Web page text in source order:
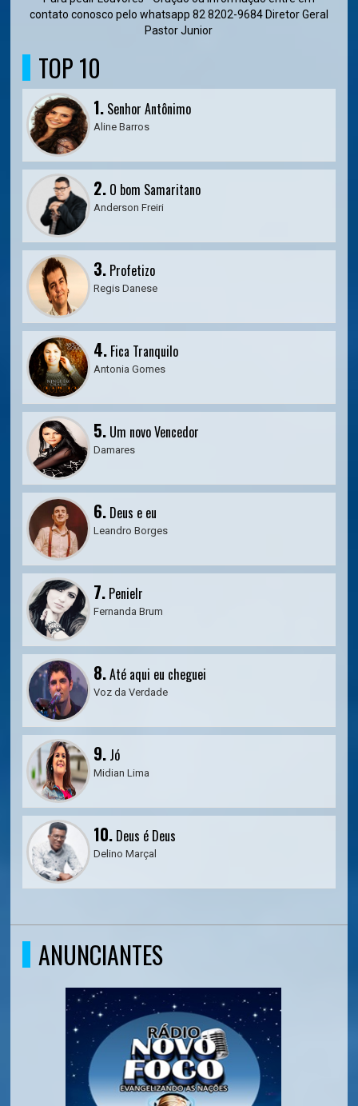
contato conosco pelo whatsapp 82 8202-9684 Diretor Geral
Pastor Junior
TOP 10
1. Senhor Antônimo
Aline Barros
2. O bom Samaritano
Anderson Freiri
3. Profetizo
Regis Danese
4. Fica Tranquilo
Antonia Gomes
5. Um novo Vencedor
Damares
6. Deus e eu
Leandro Borges
7. Penielr
Fernanda Brum
8.Até aqui eu cheguei
Voz da Verdade
9. Jó
Midian Lima
10. Deus é Deus
Delino Marçal
ANUNCIANTES